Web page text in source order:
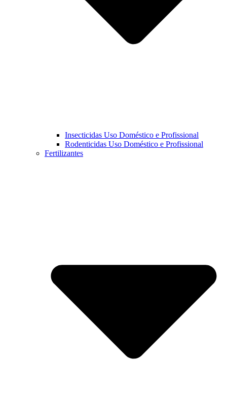
Insecticidas Uso Doméstico e Profissional
Rodenticidas Uso Doméstico e Profissional
Fertilizantes